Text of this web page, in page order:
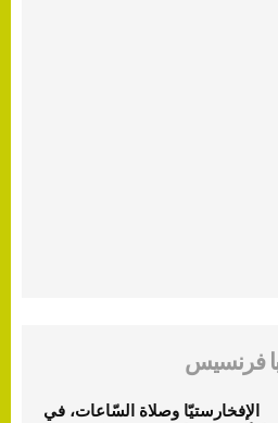
فرنسيس
الإفخارستيّا وصلاة السّاعات، في